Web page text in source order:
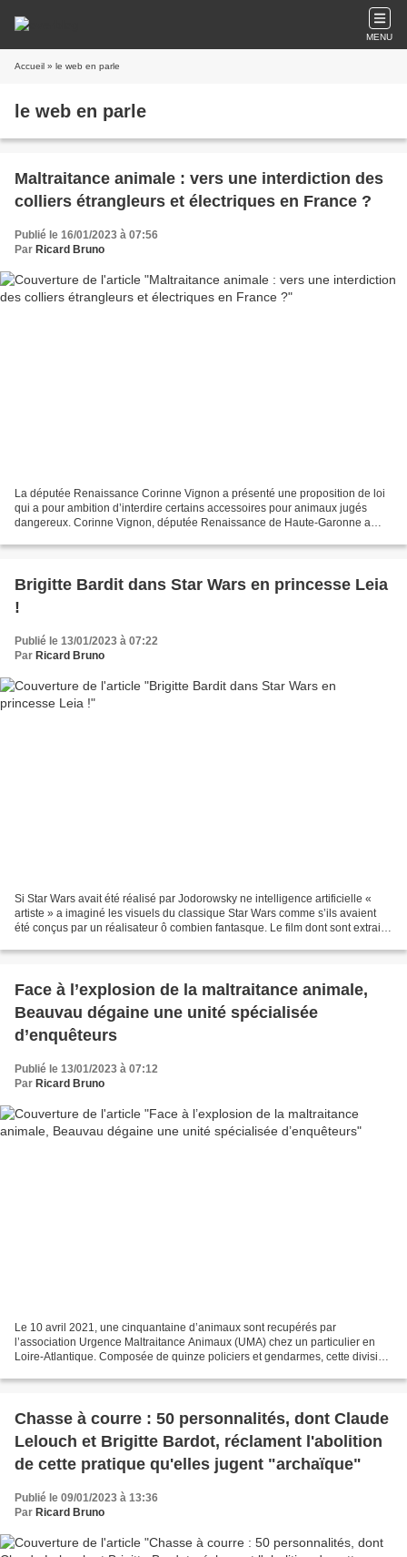
MENU
Accueil » le web en parle
le web en parle
Maltraitance animale : vers une interdiction des
colliers étrangleurs et électriques en France ?
Publié le 16/01/2023 à 07:56
Par Ricard Bruno
La députée Renaissance Corinne Vignon a présenté une proposition de loi
qui a pour ambition d’interdire certains accessoires pour animaux jugés
dangereux. Corinne Vignon, députée Renaissance de Haute-Garonne a
Brigitte Bardit dans Star Wars en princesse Leia
!
Publié le 13/01/2023 à 07:22
Par Ricard Bruno
Si Star Wars avait été réalisé par Jodorowsky ne intelligence artificielle «
artiste » a imaginé les visuels du classique Star Wars comme s’ils avaient
été conçus par un réalisateur ô combien fantasque. Le film dont sont extraits
Face à l’explosion de la maltraitance animale,
Beauvau dégaine une unité spécialisée
d’enquêteurs
Publié le 13/01/2023 à 07:12
Par Ricard Bruno
Le 10 avril 2021, une cinquantaine d’animaux sont recupérés par
l’association Urgence Maltraitance Animaux (UMA) chez un particulier en
Loire-Atlantique. Composée de quinze policiers et gendarmes, cette division
Chasse à courre : 50 personnalités, dont Claude
Lelouch et Brigitte Bardot, réclament l'abolition
de cette pratique qu'elles jugent "archaïque"
Publié le 09/01/2023 à 13:36
Par Ricard Bruno